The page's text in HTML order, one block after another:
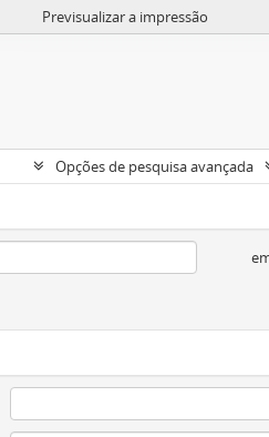
Previsualizar a impressão
Opções de pesquisa avançada